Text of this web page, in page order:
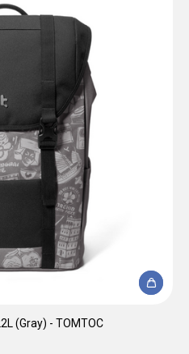
(Gray) - TOMTOC